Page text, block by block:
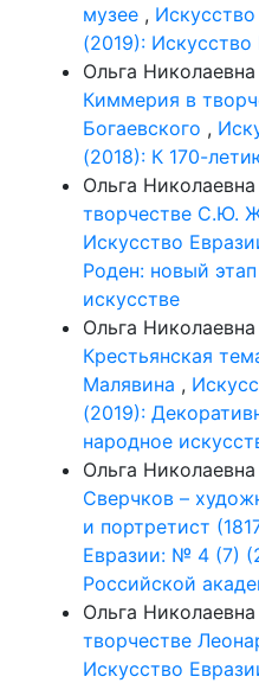
музее ,
(2019):
Ольга
Киммерия в
Богаевского ,
(2018): К 170-
Ольга
творчестве С.Ю.
Искусство
Роден: новый
искусстве
Ольга
Крестьянская
Малявина ,
(2019):
народное
Ольга
Сверчков –
и портретист
Евразии: № 4 (7)
Российской
Ольга
творчестве
Искусство